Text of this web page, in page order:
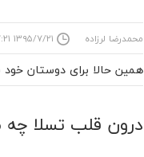
محمدرضا لرزاده ۱۳۹۵/۷/۲۱ ۱۷:۳۷:۲۱
همین حالا برای دوستان خود
درون قلب تسلا چه